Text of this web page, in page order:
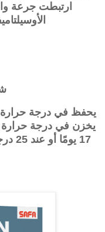
17 يومًا أو عند 25 درجة مئوية لمدة تصل إلى